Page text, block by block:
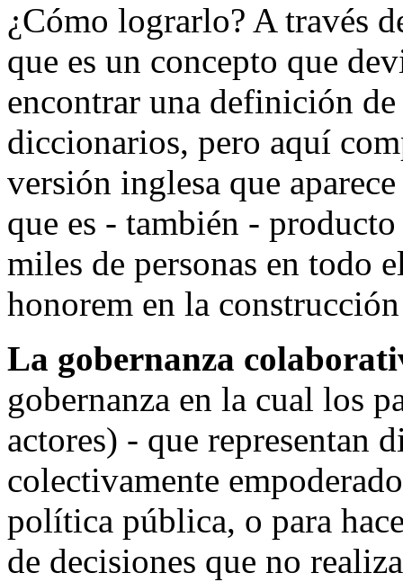
¿Cómo lograrlo? A través
que es un concepto que
encontrar una definición
diccionarios, pero aquí
versión inglesa que
que es - también -
miles de personas en todo
honorem en la
La gobernanza
gobernanza en la cual los
actores) - que representan
colectivamente
política pública, o para
de decisiones que no